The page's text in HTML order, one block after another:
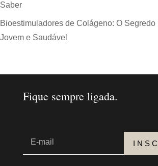
Saber
Bioestimuladores de Colágeno: O
Jovem e Saudável
Fique sempre ligada.